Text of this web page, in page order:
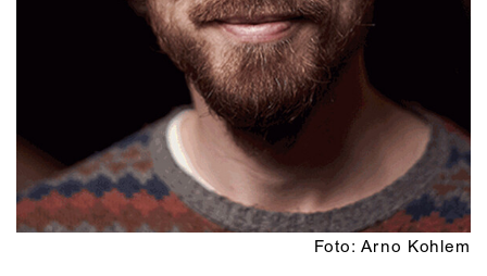
Foto: Arno Kohlem